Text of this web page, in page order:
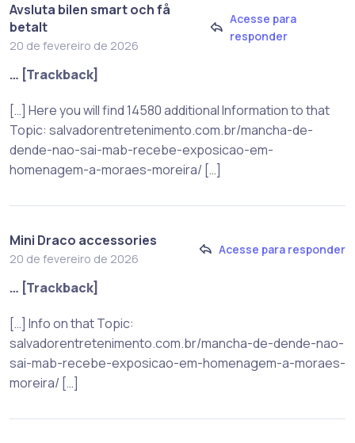
Avsluta bilen smart och få
betalt
20 de fevereiro de 2026
Acesse para
responder
… [Trackback]
[…] Here you will find 14580 additional Information to that
Topic: salvadorentretenimento.com.br/mancha-de-
dende-nao-sai-mab-recebe-exposicao-em-
homenagem-a-moraes-moreira/ […]
Mini Draco accessories
20 de fevereiro de 2026
Acesse para responder
… [Trackback]
[…] Info on that Topic:
salvadorentretenimento.com.br/mancha-de-dende-nao-
sai-mab-recebe-exposicao-em-homenagem-a-moraes-
moreira/ […]